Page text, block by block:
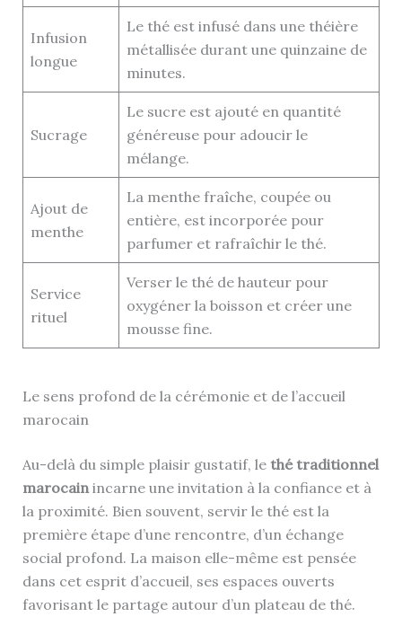
Infusion
longue
Le thé est infusé dans une théière
métallisée durant une quinzaine de
minutes.
Sucrage
Le sucre est ajouté en quantité
généreuse pour adoucir le
mélange.
Ajout de
menthe
La menthe fraîche, coupée ou
entière, est incorporée pour
parfumer et rafraîchir le thé.
Service
rituel
Verser le thé de hauteur pour
oxygéner la boisson et créer une
mousse fine.
Le sens profond de la cérémonie et de l’accueil
marocain
Au-delà du simple plaisir gustatif, le thé traditionnel
marocainincarne une invitation à la confiance et à
la proximité. Bien souvent, servir le thé est la
première étape d’une rencontre, d’un échange
social profond. La maison elle-même est pensée
dans cet esprit d’accueil, ses espaces ouverts
favorisant le partage autour d’un plateau de thé.